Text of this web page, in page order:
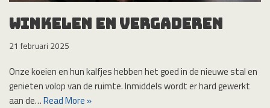
Winkelen en vergaderen
21 februari 2025
Onze koeien en hun kalfjes hebben het goed in de nieuwe stal en
genieten volop van de ruimte. Inmiddels wordt er hard gewerkt
aan de…Read More »